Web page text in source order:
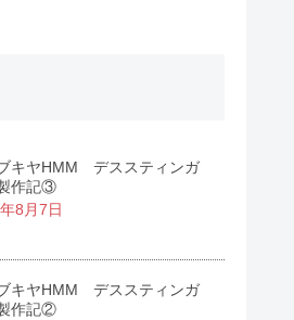
キヤHMM デススティンガ
作記③
8月7日
キヤHMM デススティンガ
作記②